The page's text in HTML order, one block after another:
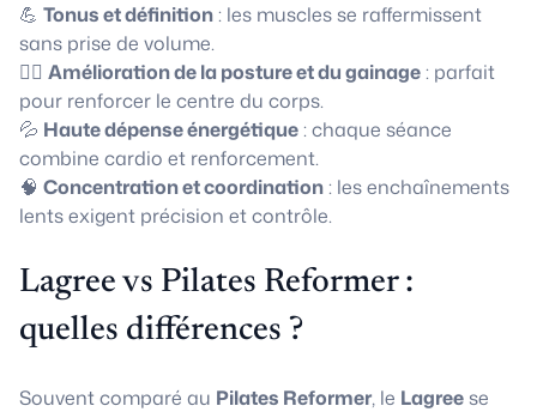
💪 Tonus et définition: les muscles se raffermissent
sans prise de volume.
🧘‍♀️ Amélioration de la posture et du gainage: parfait
pour renforcer le centre du corps.
💦 Haute dépense énergétique: chaque séance
combine cardio et renforcement.
🧠 Concentration et coordination: les enchaînements
lents exigent précision et contrôle.
Lagree vs Pilates Reformer :
quelles différences ?
Souvent comparé au Pilates Reformer, le Lagree se